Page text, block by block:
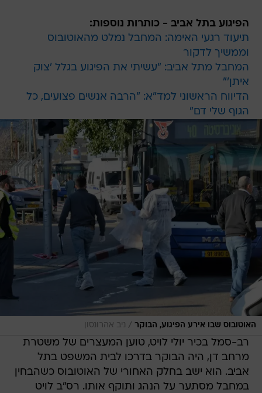
הפיגוע בתל אביב - כותרות נוספות:
תיעוד רגעי האימה: המחבל נמלט מהאוטובוס
וממשיך לדקור
המחבל מתל אביב: "עשיתי את הפיגוע בגלל 'צוק
איתן'"
הדיווח הראשוני למד"א: "הרבה אנשים פצועים, כל
הגוף שלי דם"
האוטובוס שבו אירע הפיגוע, הבוקר / ניב אהרונסון
רב-סמל בכיר יולי לויט, טוען המעצרים של משטרת
מרחב דן, היה הבוקר בדרכו לבית המשפט בתל
אביב. הוא ישב בחלק האחורי של האוטובוס כשהבחין
במחבל מסתער על הנהג ותוקף אותו. רס"ב לויט